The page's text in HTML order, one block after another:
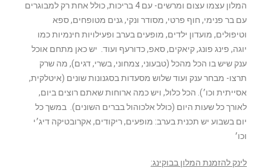
המלון עצמו עצום ומרשים- עם 4 בריכות, כולל אחת רק למבוגרים
עם בר פנימי, חוף פרטי, מסודר ונקי, גנים מטופחים, ספא
וטיפולים, מועדון ילדים, מופעים בערב ופעילויות חינמיות כמו
יוגה, פינג פונג, קיאקים, סאפ, כדורעף ועוד. יש כאן מתחם אוכל
ענק שיש בו הכל מהכל (טבעוני, צמחוני, בשרי, דגים), מה שרק
תרצו- מבחר ענק ועוד שלוש מסעדות בסגנונות שונים (איטלקית,
אסייתית וכו׳). הכל כלול, ויש כמה ארוחות שאתם רוצים ביום,
לאורך כל שעות היום (כולל אלכוהול בברים השונים). במשך כל
יום בשבוע יש תכנית בערב: מופעים, ריקודים, אקרובטיקה דיג׳י
וכו׳
לינק להזמנת המלון בבוקינג: